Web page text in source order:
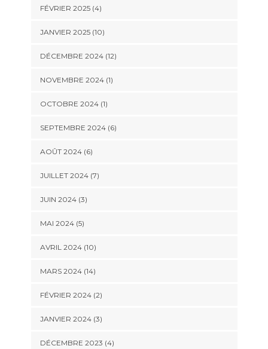
FÉVRIER 2025 (4)
JANVIER 2025 (10)
DÉCEMBRE 2024 (12)
NOVEMBRE 2024 (1)
OCTOBRE 2024 (1)
SEPTEMBRE 2024 (6)
AOÛT 2024 (6)
JUILLET 2024 (7)
JUIN 2024 (3)
MAI 2024 (5)
AVRIL 2024 (10)
MARS 2024 (14)
FÉVRIER 2024 (2)
JANVIER 2024 (3)
DÉCEMBRE 2023 (4)